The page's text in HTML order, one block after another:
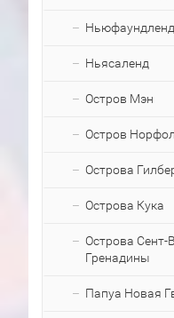
Ньюфаундленд
Ньясаленд
Остров Мэн
Остров
Острова
Острова Кука
Острова Сент-
Гренадины
Папуа Новая